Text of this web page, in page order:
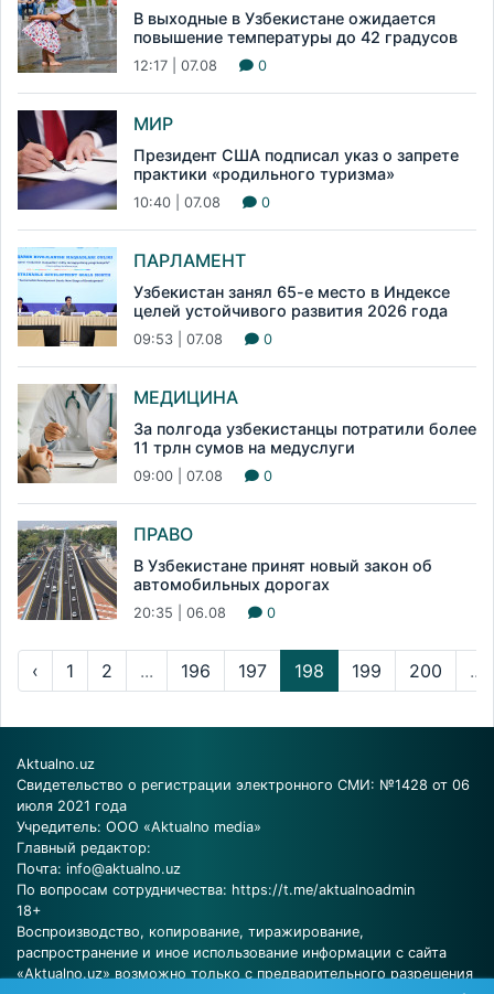
В выходные в Узбекистане ожидается
повышение температуры до 42 градусов
12:17 | 07.08 0
МИР
Президент США подписал указ о запрете
практики «родильного туризма»
10:40 | 07.08 0
ПАРЛАМЕНТ
Узбекистан занял 65-е место в Индексе
целей устойчивого развития 2026 года
09:53 | 07.08 0
МЕДИЦИНА
За полгода узбекистанцы потратили более
11 трлн сумов на медуслуги
09:00 | 07.08 0
ПРАВО
В Узбекистане принят новый закон об
автомобильных дорогах
20:35 | 06.08 0
‹ 1 2 ... 196 197 198 199 200 ...
Aktualno.uz
Свидетельство о регистрации электронного СМИ: №1428 от 06
июля 2021 года
Учредитель: ООО «Aktualno media»
Главный редактор:
Почта: info@aktualno.uz
По вопросам сотрудничества: https://t.me/aktualnoadmin
18+
Воспроизводство, копирование, тиражирование,
распространение и иное использование информации с сайта
«Aktualno.uz» возможно только с предварительного разрешения